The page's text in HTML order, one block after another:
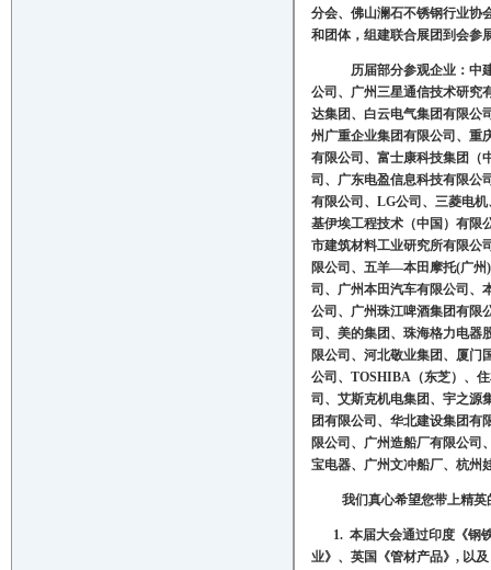
分会、 佛山澜石不锈钢行业协
和团体，组建联合展团到会参
历届部分参观企业：中
公司、广州三星通信技术研究
达集团、白云电气集团有限公
州广重企业集团有限公司、重
有限公司、富士康科技集团（
司、广东电盈信息科技有限公
有限公司、 LG公司、三菱电
基伊埃工程技术（中国）有限
市建筑材料工业研究所有限公
限公司、五羊—本田摩托(广州)
司、广州本田汽车有限公司、
公司、广州珠江啤酒集团有限
司、美的集团、珠海格力电器
限公司、河北敬业集团、厦门
公司、 TOSHIBA （东芝）、
司、艾斯克机电集团、宇之源
团有限公司、华北建设集团有
限公司、广州造船厂有限公司
宝电器、广州文冲船厂、杭
我们真心希望您带上精英
1.本届大会通过印度《钢
业》、英国《管材产品》 , 以